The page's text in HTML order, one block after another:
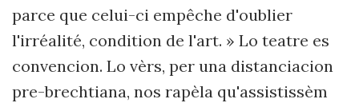
parce que celui-ci empêche d'oublier
l'irréalité, condition de l'art. » Lo teatre es
convencion. Lo vèrs, per una distanciacion
pre-brechtiana, nos rapèla qu'assistissèm